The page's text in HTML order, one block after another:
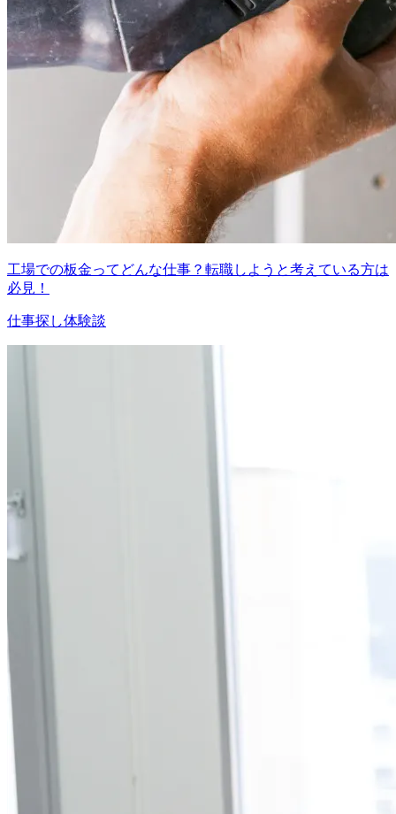
工場での板金ってどんな仕事？転職しようと考えている方は
必見！
仕事探し体験談